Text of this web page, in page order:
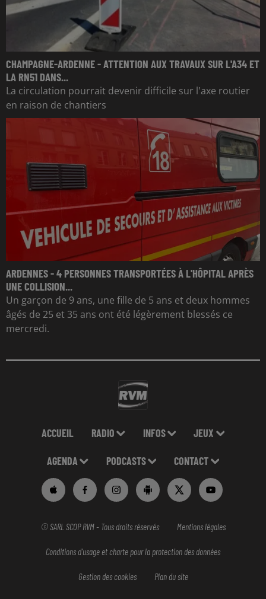
CHAMPAGNE-ARDENNE - ATTENTION AUX TRAVAUX SUR L'A34 ET
LA RN51 DANS...
La circulation pourrait devenir difficile sur l'axe routier
en raison de chantiers
ARDENNES - 4 PERSONNES TRANSPORTÉES À L'HÔPITAL APRÈS
UNE COLLISION...
Un garçon de 9 ans, une fille de 5 ans et deux hommes
âgés de 25 et 35 ans ont été légèrement blessés ce
mercredi.
ACCUEIL RADIO INFOS JEUX
AGENDA PODCASTS CONTACT
© SARL SCOP RVM - Tous droits réservés Mentions légales
Conditions d'usage et charte pour la protection des données
Gestion des cookies Plan du site